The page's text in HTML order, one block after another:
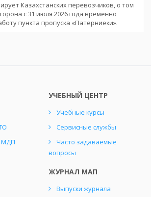
Казахстанских перевозчиков, о том
с 31 июля 2026 года временно
пункта пропуска «Патерниеки».
МДП
УЧЕБНЫЙ ЦЕНТР
Учебные курсы
Сервисные службы
Часто задаваемые
вопросы
ЖУРНАЛ МАП
Выпуски журнала